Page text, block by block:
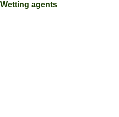
Wetting agents